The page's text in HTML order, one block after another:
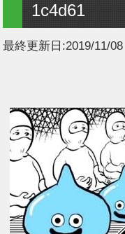
1c4d61
最終更新日:2019/11/08